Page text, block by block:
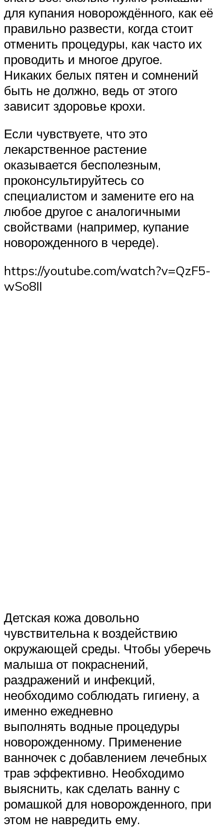
для купания новорождённого, как её
правильно развести, когда стоит
отменить процедуры, как часто их
проводить и многое другое.
Никаких белых пятен и сомнений
быть не должно, ведь от этого
зависит здоровье крохи.
Если чувствуете, что это
лекарственное растение
оказывается бесполезным,
проконсультируйтесь со
специалистом и замените его на
любое другое с аналогичными
свойствами (например, купание
новорожденного в череде).
https://youtube.com/watch?v=QzF5-
wSo8II
Детская кожа довольно
чувствительна к воздействию
окружающей среды. Чтобы уберечь
малыша от покраснений,
раздражений и инфекций,
необходимо соблюдать гигиену, а
именно ежедневно
выполнять водные процедуры
новорожденному. Применение
ванночек с добавлением лечебных
трав эффективно. Необходимо
выяснить, как сделать ванну с
ромашкой для новорожденного, при
этом не навредить ему.